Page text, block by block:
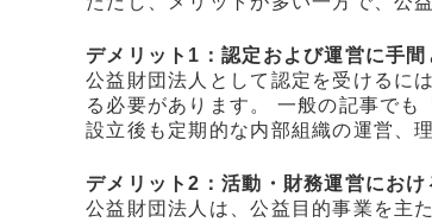
デメリット1：認定および運営に手
公益財団法人として認定を受けるに
る必要があります。 一般の記事でも
設立後も定期的な内部組織の運営、
デメリット2：活動・財務運営にお
公益財団法人は、公益目的事業を主